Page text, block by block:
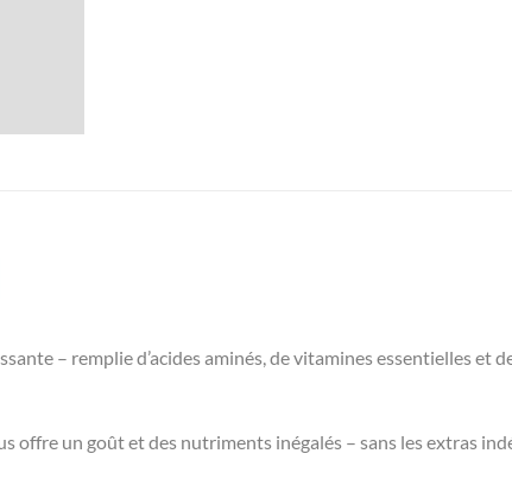
– remplie d’acides aminés, de vitamines essentielles
offre un goût et des nutriments inégalés – sans les extras